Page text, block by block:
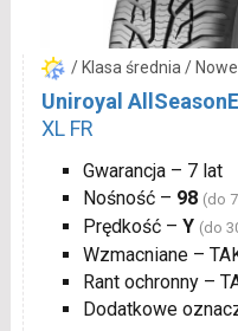
/ Klasa średnia /
Uniroyal
XL FR
Gwarancja – 7 lat
Nośność – 98 (do
Prędkość – Y (do
Wzmacniane –
Rant ochronny –
Dodatkowe